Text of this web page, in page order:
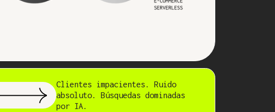
Clientes impacientes. Ruido
absoluto. Búsquedas dominadas
por IA.